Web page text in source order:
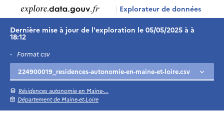
| Explorateur de données
Dernière mise à jour de l'exploration le 05/05/2025 à à
18:12
- Format csv
Résidences autonomie en Maine-...
Département de Maine-et-Loire